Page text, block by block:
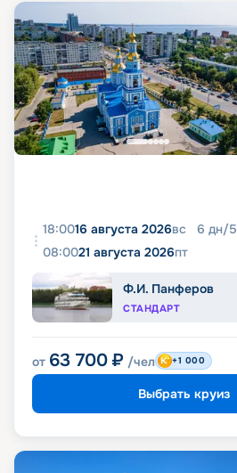
18:0016 августа 2026вс 6 дн/5
08:0021 августа 2026пт
Ф.И. Панферов
СТАНДАРТ
от 63 700 ₽ /чел +1 000
Выбрать круиз